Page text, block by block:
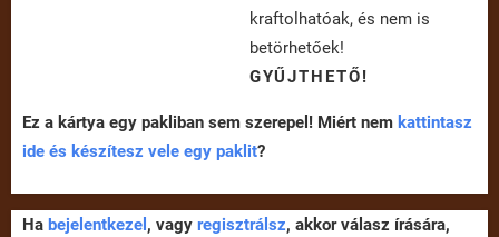
kraftolhatóak, és nem is
betörhetőek!
GYŰJTHETŐ!
Ez a kártya egy pakliban sem szerepel! Miért nem kattintasz
ide és készítesz vele egy paklit?
Ha bejelentkezel , vagy regisztrálsz, akkor válasz írására,